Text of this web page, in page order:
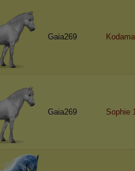
Gaia269
Gaia269 Sophie